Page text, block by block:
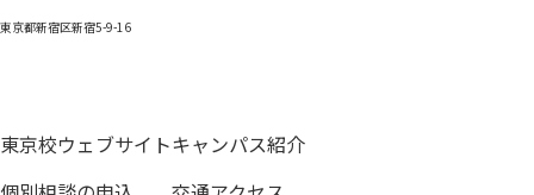
東京都新宿区新宿5-9-16
東京校ウェブサイトキャンパス紹介